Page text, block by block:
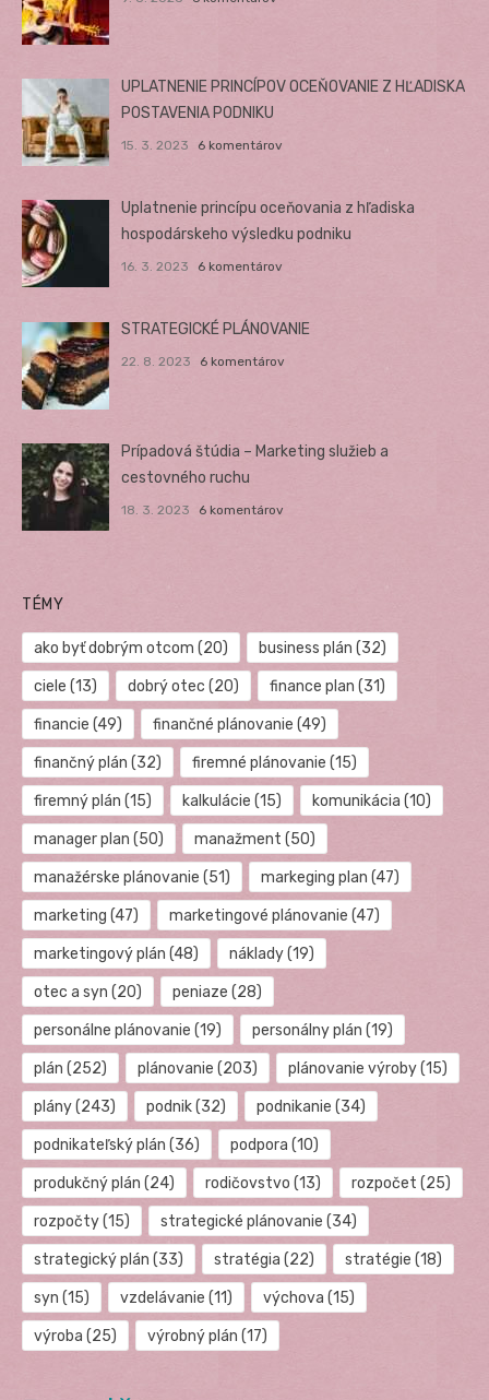
UPLATNENIE PRINCÍPOV OCEŇOVANIE Z HĽADISKA
POSTAVENIA PODNIKU
15. 3. 2023 6 komentárov
Uplatnenie princípu oceňovania z hľadiska
hospodárskeho výsledku podniku
16. 3. 2023 6 komentárov
STRATEGICKÉ PLÁNOVANIE
22. 8. 2023 6 komentárov
Prípadová štúdia – Marketing služieb a
cestovného ruchu
18. 3. 2023 6 komentárov
TÉMY
ako byť dobrým otcom (20) business plán (32)
ciele (13) dobrý otec (20) finance plan (31)
financie (49) finančné plánovanie (49)
finančný plán (32) firemné plánovanie (15)
firemný plán (15) kalkulácie (15) komunikácia (10)
manager plan (50) manažment (50)
manažérske plánovanie (51) markeging plan (47)
marketing (47) marketingové plánovanie (47)
marketingový plán (48) náklady(19)
otec a syn (20) peniaze (28)
personálne plánovanie (19) personálny plán (19)
plán (252) plánovanie (203) plánovanie výroby(15)
plány(243) podnik(32) podnikanie (34)
podnikateľský plán (36) podpora (10)
produkčný plán (24) rodičovstvo (13) rozpočet (25)
rozpočty(15) strategické plánovanie (34)
strategický plán (33) stratégia (22) stratégie (18)
syn (15) vzdelávanie (11) výchova (15)
výroba (25) výrobný plán (17)